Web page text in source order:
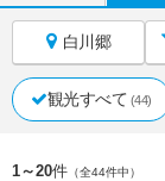
白川郷
観光すべて (44)
1～20件 （全44件中）